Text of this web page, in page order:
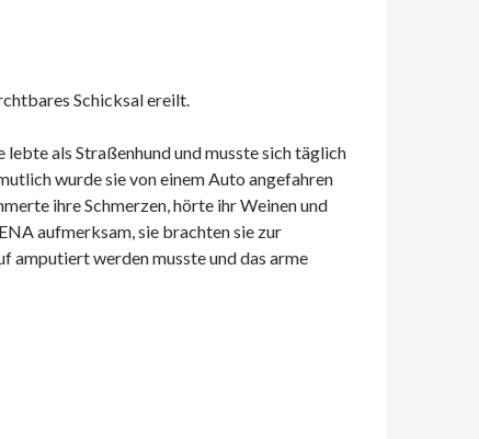
Schicksal ereilt.
lebte als Straßenhund und musste sich täglich
wurde sie von einem Auto angefahren
ihre Schmerzen, hörte ihr Weinen und
aufmerksam, sie brachten sie zur
amputiert werden musste und das arme